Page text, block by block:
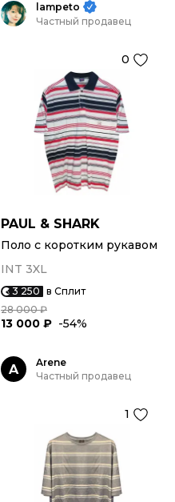
lampeto
Частный продавец
0
PAUL & SHARK
Поло с коротким рукавом
INT 3XL
3 250 в Сплит
28 000 ₽
13 000 ₽ -54%
A
Arene
Частный продавец
1